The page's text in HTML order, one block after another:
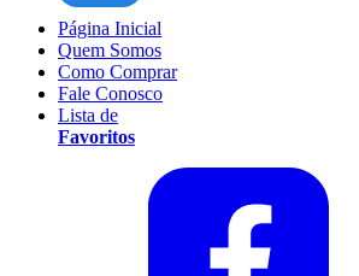
Página Inicial
Quem Somos
Como Comprar
Fale Conosco
Lista de
Favoritos